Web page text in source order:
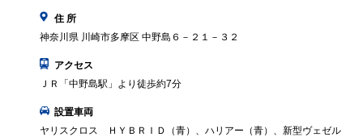
住 所
神奈川県 川崎市多摩区 中野島６－２１－３２
アクセス
ＪＲ「中野島駅」より徒歩約7分
設置車両
ヤリスクロス ＨＹＢＲＩＤ（青）、ハリアー（青）、新型ヴェゼル